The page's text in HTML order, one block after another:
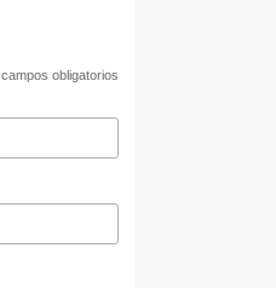
campos obligatorios